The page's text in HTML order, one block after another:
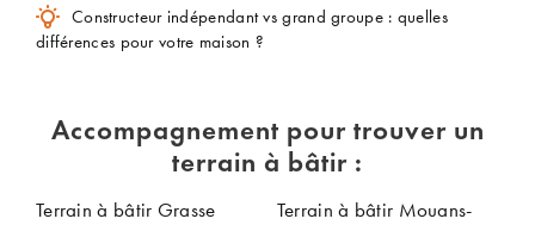
Accompagnement pour trouver un
terrain à bâtir :
Terrain à bâtir Grasse
Terrain à bâtir Mouans-
Constructeur indépendant vs grand groupe : quelles
différences pour votre maison ?